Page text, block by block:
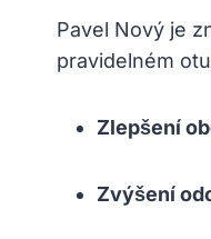
Pavel Nový je
pravidelném
Zlepšení
Zvýšení